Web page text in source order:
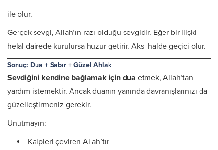
ile olur.
Gerçek sevgi, Allah’ın razı olduğu sevgidir. Eğer bir ilişki
helal dairede kurulursa huzur getirir. Aksi halde geçici olur.
Sonuç: Dua + Sabır + Güzel Ahlak
Sevdiğini kendine bağlamak için dua etmek, Allah’tan
yardım istemektir. Ancak duanın yanında davranışlarınızı da
güzelleştirmeniz gerekir.
Unutmayın:
Kalpleri çeviren Allah’tır